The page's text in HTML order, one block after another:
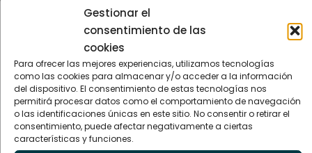
Gestionar el
consentimiento de las
cookies
Para ofrecer las mejores experiencias, utilizamos tecnologías
como las cookies para almacenar y/o acceder a la información
del dispositivo. El consentimiento de estas tecnologías nos
permitirá procesar datos como el comportamiento de navegación
o las identificaciones únicas en este sitio. No consentir o retirar el
consentimiento, puede afectar negativamente a ciertas
características y funciones.
Descripción
606327025
VER EMPRESA
Empresa verificada